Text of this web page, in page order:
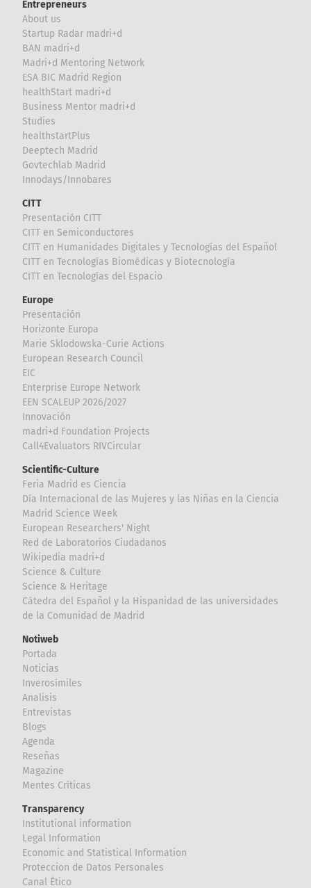
Entrepreneurs
About us
Startup Radar madri+d
BAN madri+d
Madri+d Mentoring Network
ESA BIC Madrid Region
healthStart madri+d
Business Mentor madri+d
Studies
healthstartPlus
Deeptech Madrid
Govtechlab Madrid
Innodays/Innobares
CITT
Presentación CITT
CITT en Semiconductores
CITT en Humanidades Digitales y Tecnologías del Español
CITT en Tecnologías Biomédicas y Biotecnología
CITT en Tecnologías del Espacio
Europe
Presentación
Horizonte Europa
Marie Sklodowska-Curie Actions
European Research Council
EIC
Enterprise Europe Network
EEN SCALEUP 2026/2027
Innovación
madri+d Foundation Projects
Call4Evaluators RIVCircular
Scientific-Culture
Feria Madrid es Ciencia
Día Internacional de las Mujeres y las Niñas en la Ciencia
Madrid Science Week
European Researchers' Night
Red de Laboratorios Ciudadanos
Wikipedia madri+d
Science & Culture
Science & Heritage
Cátedra del Español y la Hispanidad de las universidades
de la Comunidad de Madrid
Notiweb
Portada
Noticias
Inverosímiles
Analisis
Entrevistas
Blogs
Agenda
Reseñas
Magazine
Mentes Críticas
Transparency
Institutional information
Legal Information
Economic and Statistical Information
Proteccion de Datos Personales
Canal Ético